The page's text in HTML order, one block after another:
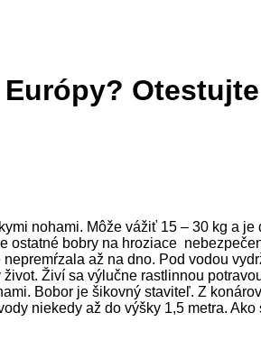
nohami. Môže vážiť 15 – 30 kg a
ostatné bobry na hroziace
až na dno. Pod vodou
Živí sa výlučne rastlinnou
Bobor je šikovný staviteľ. Z
niekedy až do výšky 1,5 metra.